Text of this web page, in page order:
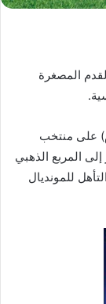
المصغرة
المنتخب الليبي الخميس (15 يوليو 2021م) على منتخب
المربع الذهبي
للمونديال